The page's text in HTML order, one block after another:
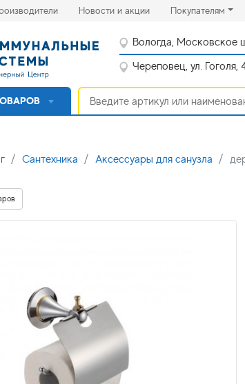
(current)Новости и акции(current)Покупателям
Вологда, Московское
Череповец, ул. Гоголя,
Сантехника Аксессуары для санузла